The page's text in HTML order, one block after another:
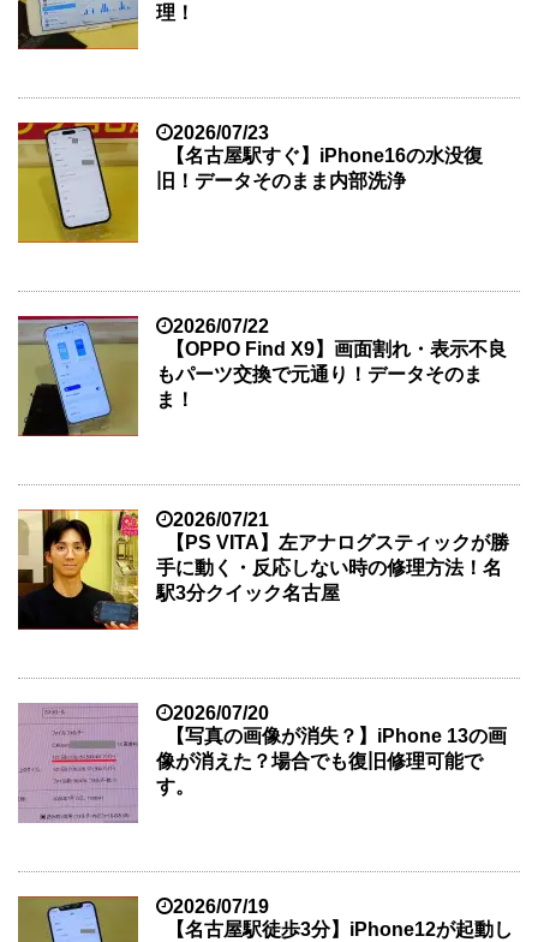
理！
2026/07/23
【名古屋駅すぐ】iPhone16の水没復
旧！データそのまま内部洗浄
2026/07/22
【OPPO Find X9】画面割れ・表示不良
もパーツ交換で元通り！データそのま
ま！
2026/07/21
【PS VITA】左アナログスティックが勝
手に動く・反応しない時の修理方法！名
駅3分クイック名古屋
2026/07/20
【写真の画像が消失？】iPhone 13の画
像が消えた？場合でも復旧修理可能で
す。
2026/07/19
【名古屋駅徒歩3分】iPhone12が起動し